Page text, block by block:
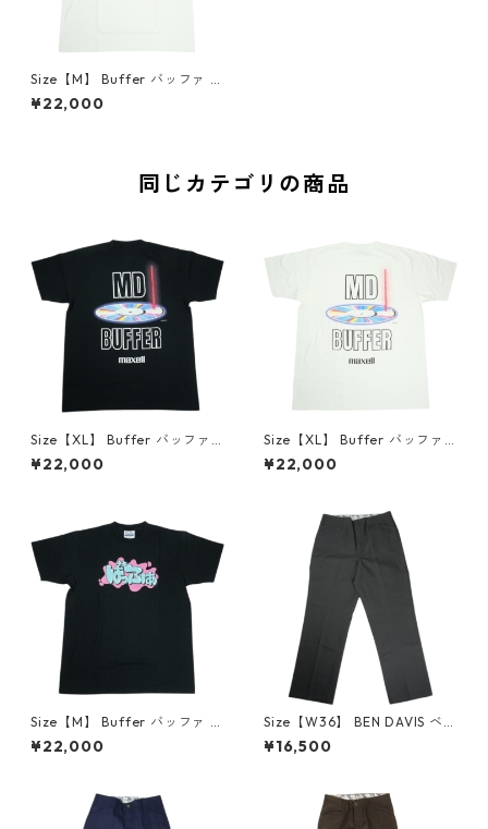
Size【M】 Buffer バッファ 2
6SS Buffer Kana Tee White
Tシャツ 白 【新古品・未使用
¥22,000
同じカテゴリの商品
Size【XL】 Buffer バッファ ×
Maxell Mix Master Black Tシ
ャツ 黒 【新古品・未使用品】
¥22,000
Size【XL】 Buffer バッファ ×
Maxell Mix Master White T
シャツ 白 【新古品・未使用
¥22,000
Size【M】 Buffer バッファ 2
6SS Buffer Kana Tee Black T
シャツ 黒 【新古品・未使用
¥22,000
Size【W36】 BEN DAVIS ベン
デイビス WORK PANTS CHAR
COAL パンツ チャコール 【中
¥16,500